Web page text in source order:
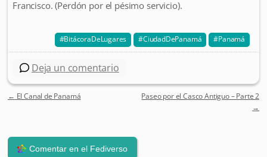
Francisco. (Perdón por el pésimo servicio).
BitácoraDeLugares CiudadDePanamá Panamá
Deja un comentario
Post navigation
← El Canal de Panamá
Paseo por el Casco Antiguo – Parte 2
→